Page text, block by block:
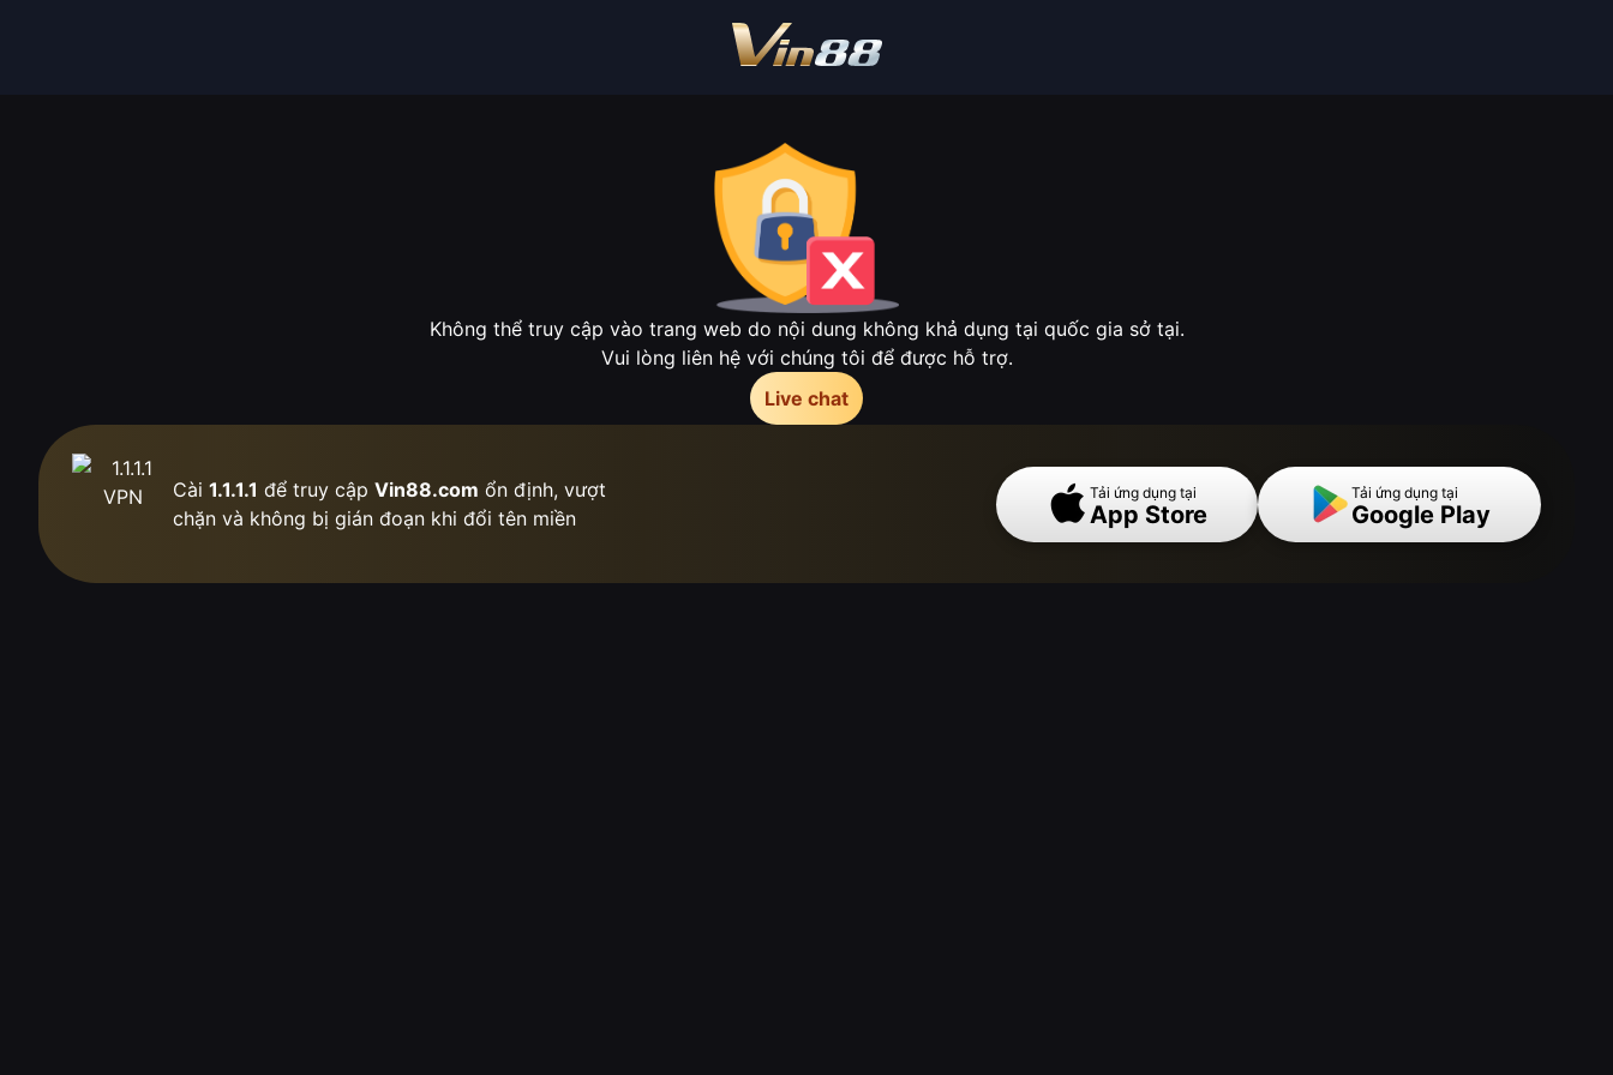
Không thể truy cập vào trang web do nội dung không khả dụng tại quốc gia sở tại.
Vui lòng liên hệ với chúng tôi để được hỗ trợ.
Live chat
Cài 1.1.1.1 để truy cập Vin88.com ổn định, vượt
chặn và không bị gián đoạn khi đổi tên miền
Tải ứng dụng tại
App Store
Tải ứng dụng tại
Google Play